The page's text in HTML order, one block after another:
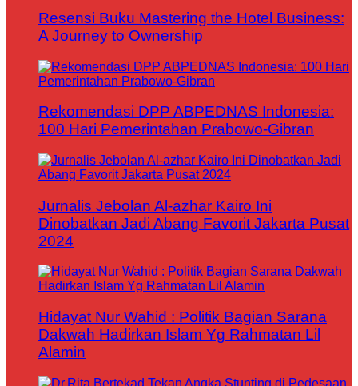
Resensi Buku Mastering the Hotel Business:
A Journey to Ownership
Rekomendasi DPP ABPEDNAS Indonesia:
100 Hari Pemerintahan Prabowo-Gibran
Jurnalis Jebolan Al-azhar Kairo Ini
Dinobatkan Jadi Abang Favorit Jakarta Pusat
2024
Hidayat Nur Wahid : Politik Bagian Sarana
Dakwah Hadirkan Islam Yg Rahmatan Lil
Alamin